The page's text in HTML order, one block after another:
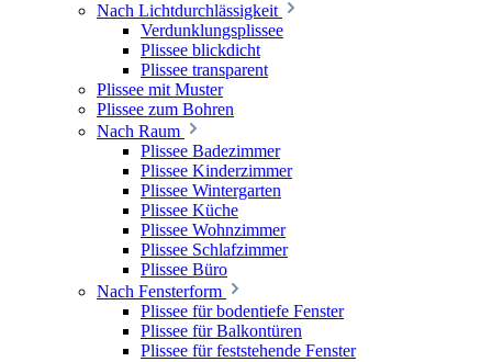
Nach Lichtdurchlässigkeit
Verdunklungsplissee
Plissee blickdicht
Plissee transparent
Plissee mit Muster
Plissee zum Bohren
Nach Raum
Plissee Badezimmer
Plissee Kinderzimmer
Plissee Wintergarten
Plissee Küche
Plissee Wohnzimmer
Plissee Schlafzimmer
Plissee Büro
Nach Fensterform
Plissee für bodentiefe Fenster
Plissee für Balkontüren
Plissee für feststehende Fenster